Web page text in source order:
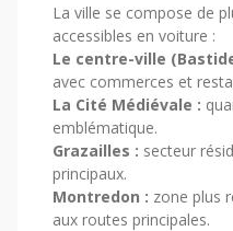
La ville se compose de
accessibles en voiture :
Le centre-ville
avec commerces et
La Cité Médiévale :
emblématique.
Grazailles : secteur
principaux.
Montredon : zone plus
aux routes principales.